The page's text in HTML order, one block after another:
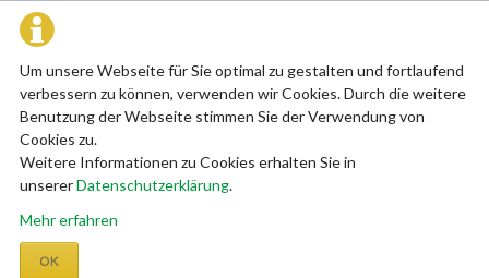
Um unsere Webseite für Sie optimal zu gestalten und fortlaufend
verbessern zu können, verwenden wir Cookies. Durch die weitere
Benutzung der Webseite stimmen Sie der Verwendung von
Cookies zu.
Weitere Informationen zu Cookies erhalten Sie in
unsererDatenschutzerklärung.
Mehr erfahren
OK